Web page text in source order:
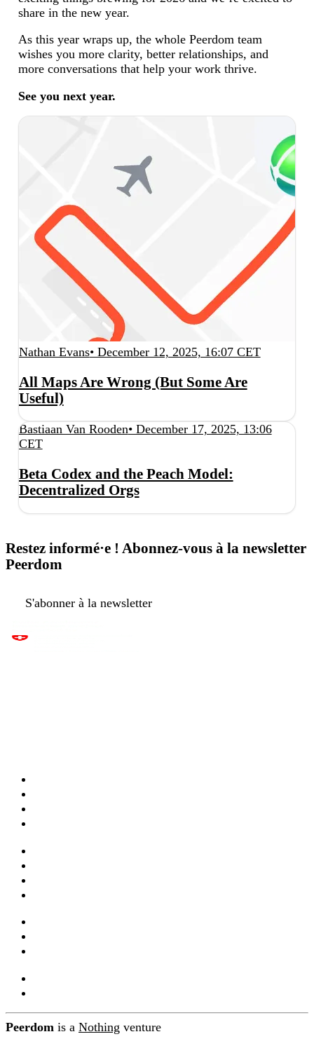
share in the new year.
As this year wraps up, the whole Peerdom team
wishes you more clarity, better relationships, and
more conversations that help your work thrive.
See you next year.
Nathan Evans• December 12, 2025, 16:07 CET
All Maps Are Wrong (But Some Are
Useful)
Bastiaan Van Rooden• December 17, 2025, 13:06
CET
Beta Codex and the Peach Model:
Decentralized Orgs
Restez informé·e ! Abonnez-vous à la newsletter
Peerdom
S'abonner à la newsletter
Peerdom is a Nothing venture